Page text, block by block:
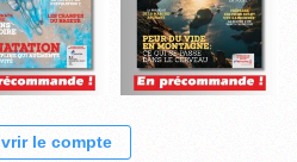
le compte